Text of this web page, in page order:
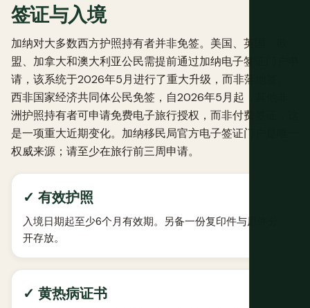
签证与入境
加纳对大多数西方护照持有者并非免签。美国、英国、欧
盟、加拿大和澳大利亚公民需提前通过加纳电子签证门户申
请，该系统于2026年5月进行了重大升级，而非落地签。
西非国家经济共同体公民免签，自2026年5月起，其他非
洲护照持有者可申请免费电子旅行授权，而非付费签证，这
是一项重大近期变化。 加纳移民局官方电子签证门户
权威来源；请至少在旅行前三周申请。
✓ 有效护照
入境日期起至少6个月有效期。另备一份复印件与原件分
开存放。
✓ 黄热病证书